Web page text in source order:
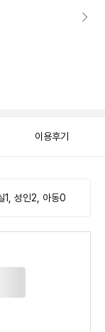
이용후기
1, 성인2, 아동0